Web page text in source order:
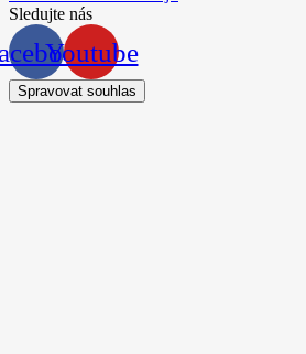
Sledujte nás
Youtube
Spravovat souhlas